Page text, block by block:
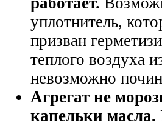
уплотнитель,
призван
теплого воздуха
невозможно
Агрегат не
капельки масла.